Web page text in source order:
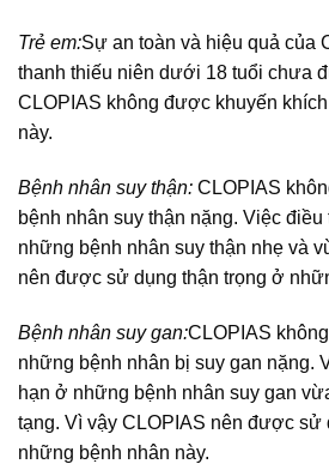
Trẻ em:Sự an toàn và hiệu quả của
thanh thiếu niên dưới 18 tuổi chưa
CLOPIAS không được khuyến
này.
Bệnh nhân suy thận: CLOPIAS
bệnh nhân suy thận nặng. Việc
những bệnh nhân suy thận nhẹ và
nên được sử dụng thận trọng ở
Bệnh nhân suy gan:CLOPIAS
những bệnh nhân bị suy gan nặng.
hạn ở những bệnh nhân suy gan
tạng. Vì vậy CLOPIAS nên được sử
những bệnh nhân này.